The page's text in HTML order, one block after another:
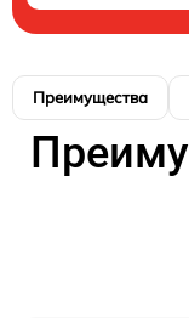
Преимущества